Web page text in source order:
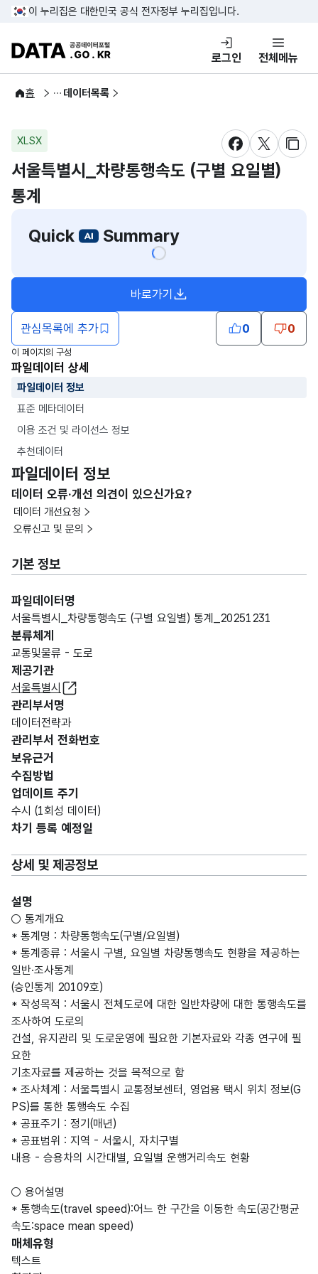
콘텐츠 바로가기
푸터 바로가기
이 누리집은 대한민국 공식 전자정부 누리집입니다.
DATA.GO.KR 공공데이터포털
로그인 전체메뉴
홈
공공데이터 데이터목록
XLSX
새창 열림새창 열림
새창
서울특별시_차량통행속도 (구별 요일별)
통계
Quick
Summary
관심목록에 추가
새창열림
바로가기
0 0
이 페이지의 구성
파일데이터 상세
파일데이터 정보
표준 메타데이터
이용 조건 및 라이선스 정보
추천데이터
파일데이터 정보
데이터 오류·개선 의견이 있으신가요?
데이터 개선요청
오류신고 및 문의
기본 정보
파일데이터명
서울특별시_차량통행속도 (구별 요일별) 통계_20251231
분류체계
교통및물류 - 도로
제공기관
서울특별시
관리부서명
데이터전략과
관리부서 전화번호
보유근거
수집방법
업데이트 주기
수시 (1회성 데이터)
차기 등록 예정일
상세 및 제공정보
설명
○ 통계개요
* 통계명 : 차량통행속도(구별/요일별)
* 통계종류 : 서울시 구별, 요일별 차량통행속도 현황을 제공하는
일반·조사통계
(승인통계 20109호)
* 작성목적 : 서울시 전체도로에 대한 일반차량에 대한 통행속도를
조사하여 도로의
건설, 유지관리 및 도로운영에 필요한 기본자료와 각종 연구에 필
요한
기초자료를 제공하는 것을 목적으로 함
* 조사체계 : 서울특별시 교통정보센터, 영업용 택시 위치 정보(G
PS)를 통한 통행속도 수집
* 공표주기 : 정기(매년)
* 공표범위 : 지역 - 서울시, 자치구별
내용 - 승용차의 시간대별, 요일별 운행거리속도 현황
○ 용어설명
* 통행속도(travel speed):어느 한 구간을 이동한 속도(공간평균
속도:space mean speed)
매체유형
텍스트